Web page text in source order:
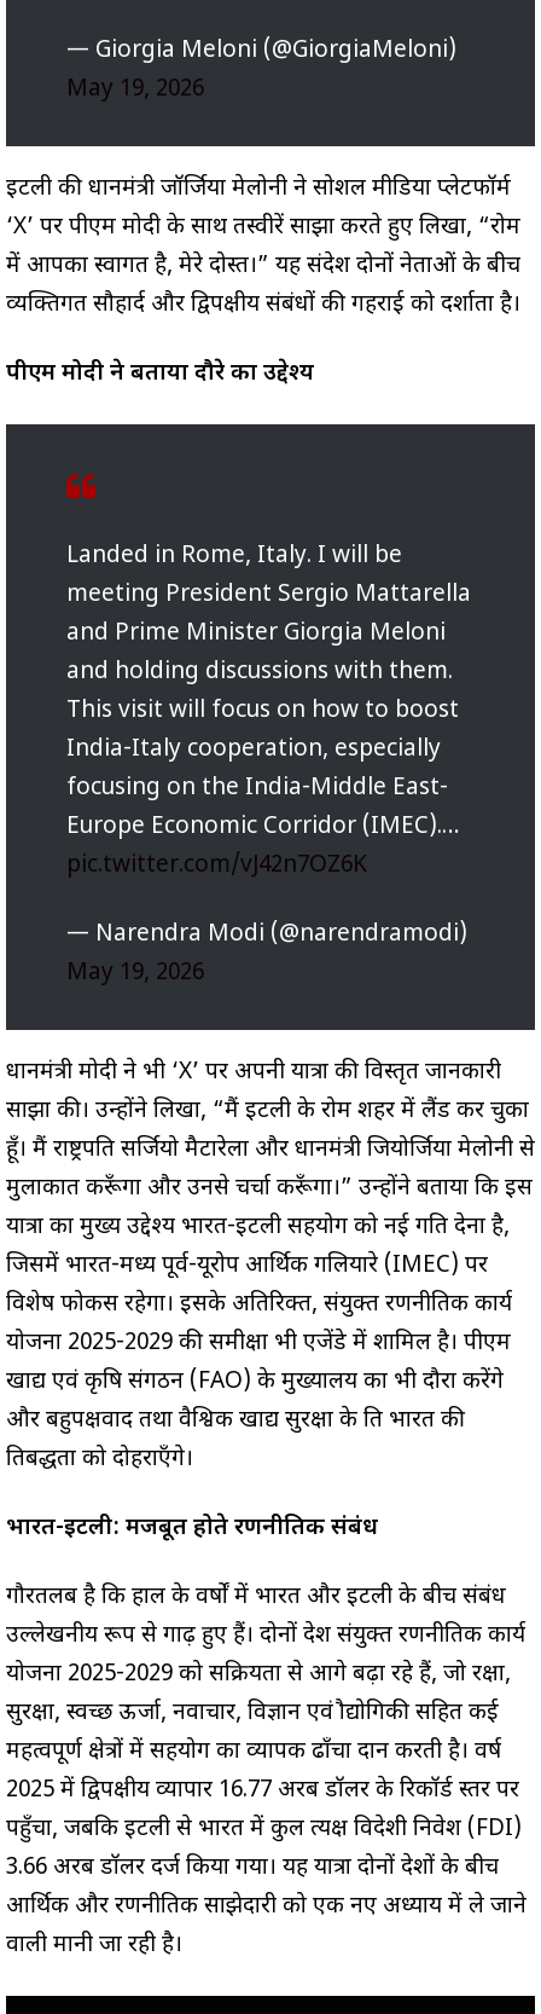
— Giorgia Meloni (@GiorgiaMeloni)
May 19, 2026
इटली की प्रधानमंत्री जॉर्जिया मेलोनी ने सोशल मीडिया प्लेटफॉर्म
‘X’ पर पीएम मोदी के साथ तस्वीरें साझा करते हुए लिखा, “रोम
में आपका स्वागत है, मेरे दोस्त।” यह संदेश दोनों नेताओं के बीच
व्यक्तिगत सौहार्द और द्विपक्षीय संबंधों की गहराई को दर्शाता है।
पीएम मोदी ने बताया दौरे का उद्देश्य
Landed in Rome, Italy. I will be
meeting President Sergio Mattarella
and Prime Minister Giorgia Meloni
and holding discussions with them.
This visit will focus on how to boost
India-Italy cooperation, especially
focusing on the India-Middle East-
Europe Economic Corridor (IMEC).…
pic.twitter.com/vJ42n7OZ6K
— Narendra Modi (@narendramodi)
May 19, 2026
प्रधानमंत्री मोदी ने भी ‘X’ पर अपनी यात्रा की विस्तृत जानकारी
साझा की। उन्होंने लिखा, “मैं इटली के रोम शहर में लैंड कर चुका
हूँ। मैं राष्ट्रपति सर्जियो मैटारेला और प्रधानमंत्री जियोर्जिया मेलोनी से
मुलाकात करूँगा और उनसे चर्चा करूँगा।” उन्होंने बताया कि इस
यात्रा का मुख्य उद्देश्य भारत-इटली सहयोग को नई गति देना है,
जिसमें भारत-मध्य पूर्व-यूरोप आर्थिक गलियारे (IMEC) पर
विशेष फोकस रहेगा। इसके अतिरिक्त, संयुक्त रणनीतिक कार्य
योजना 2025-2029 की समीक्षा भी एजेंडे में शामिल है। पीएम
खाद्य एवं कृषि संगठन (FAO) के मुख्यालय का भी दौरा करेंगे
और बहुपक्षवाद तथा वैश्विक खाद्य सुरक्षा के प्रति भारत की
प्रतिबद्धता को दोहराएँगे।
भारत-इटली: मजबूत होते रणनीतिक संबंध
गौरतलब है कि हाल के वर्षों में भारत और इटली के बीच संबंध
उल्लेखनीय रूप से प्रगाढ़ हुए हैं। दोनों देश संयुक्त रणनीतिक कार्य
योजना 2025-2029 को सक्रियता से आगे बढ़ा रहे हैं, जो रक्षा,
सुरक्षा, स्वच्छ ऊर्जा, नवाचार, विज्ञान एवं प्रौद्योगिकी सहित कई
महत्वपूर्ण क्षेत्रों में सहयोग का व्यापक ढाँचा प्रदान करती है। वर्ष
2025 में द्विपक्षीय व्यापार 16.77 अरब डॉलर के रिकॉर्ड स्तर पर
पहुँचा, जबकि इटली से भारत में कुल प्रत्यक्ष विदेशी निवेश (FDI)
3.66 अरब डॉलर दर्ज किया गया। यह यात्रा दोनों देशों के बीच
आर्थिक और रणनीतिक साझेदारी को एक नए अध्याय में ले जाने
वाली मानी जा रही है।